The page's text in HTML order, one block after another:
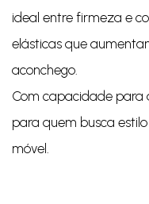
ideal entre firmeza e
elásticas que
aconchego.
Com capacidade para
para quem busca
móvel.